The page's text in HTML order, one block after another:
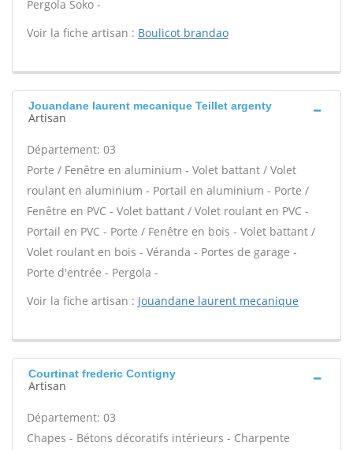
Pergola Soko -
Voir la fiche artisan : Boulicot brandao
Jouandane laurent mecanique Teillet argenty
Artisan
Département: 03
Porte / Fenêtre en aluminium - Volet battant / Volet
roulant en aluminium - Portail en aluminium - Porte /
Fenêtre en PVC - Volet battant / Volet roulant en PVC -
Portail en PVC - Porte / Fenêtre en bois - Volet battant /
Volet roulant en bois - Véranda - Portes de garage -
Porte d'entrée - Pergola -
Voir la fiche artisan : Jouandane laurent mecanique
Courtinat frederic Contigny
Artisan
Département: 03
Chapes - Bétons décoratifs intérieurs - Charpente